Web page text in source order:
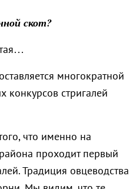
скот?
многократной
конкурсов стригалей
что именно на
проходит первый
Традиция овцеводства